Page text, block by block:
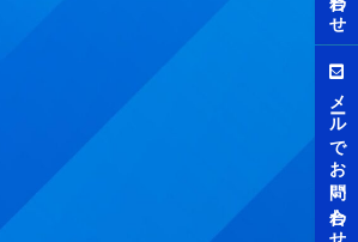
メールでお問い合わせ